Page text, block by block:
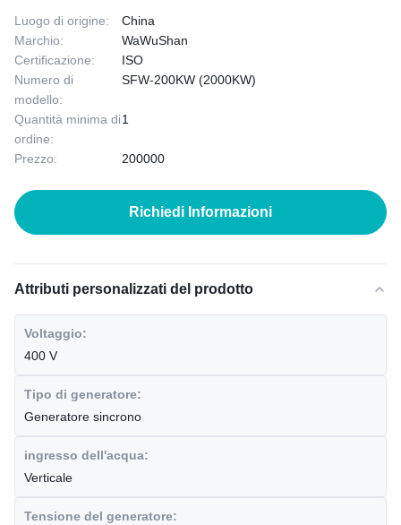
Luogo di origine:
China
Marchio:
WaWuShan
Certificazione:
ISO
Numero di
modello:
SFW-200KW (2000KW)
Quantità minima di
ordine:
1
Prezzo: 200000
Richiedi Informazioni
Attributi personalizzati del prodotto
Voltaggio:
400 V
Tipo di generatore:
Generatore sincrono
ingresso dell'acqua:
Verticale
Tensione del generatore: